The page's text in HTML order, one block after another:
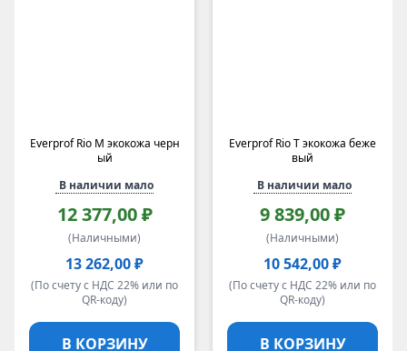
Everprof Rio M экокожа черн
ый
В наличии мало
12 377,00 ₽
(Наличными)
13 262,00 ₽
(По счету с НДС 22% или по
QR-коду)
В КОРЗИНУ
Everprof Rio T экокожа беже
вый
В наличии мало
9 839,00 ₽
(Наличными)
10 542,00 ₽
(По счету с НДС 22% или по
QR-коду)
В КОРЗИНУ